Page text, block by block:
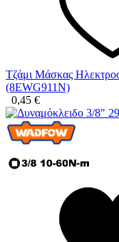
Τζάμι Μάσκας
(8EWG911N)
0,45 €